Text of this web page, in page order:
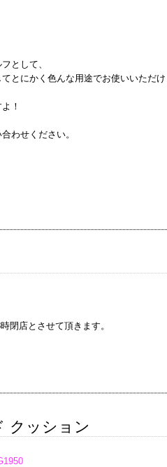
として、
とにかく色んな用途でお使いいただ
！
わせください。
閉店とさせて頂きます。
クッション